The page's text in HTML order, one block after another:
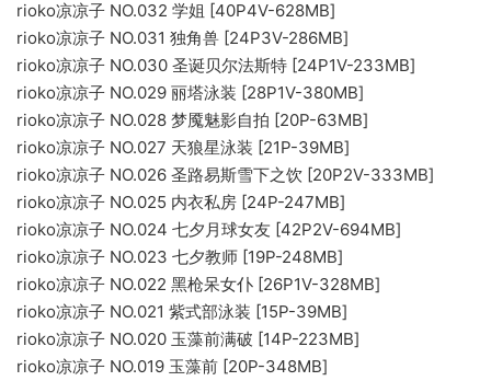
rioko凉凉子 NO.032 学姐 [40P4V-628MB]
rioko凉凉子 NO.031 独角兽 [24P3V-286MB]
rioko凉凉子 NO.030 圣诞贝尔法斯特 [24P1V-233MB]
rioko凉凉子 NO.029 丽塔泳装 [28P1V-380MB]
rioko凉凉子 NO.028 梦魇魅影自拍 [20P-63MB]
rioko凉凉子 NO.027 天狼星泳装 [21P-39MB]
rioko凉凉子 NO.026 圣路易斯雪下之饮 [20P2V-333MB]
rioko凉凉子 NO.025 内衣私房 [24P-247MB]
rioko凉凉子 NO.024 七夕月球女友 [42P2V-694MB]
rioko凉凉子 NO.023 七夕教师 [19P-248MB]
rioko凉凉子 NO.022 黑枪呆女仆 [26P1V-328MB]
rioko凉凉子 NO.021 紫式部泳装 [15P-39MB]
rioko凉凉子 NO.020 玉藻前满破 [14P-223MB]
rioko凉凉子 NO.019 玉藻前 [20P-348MB]